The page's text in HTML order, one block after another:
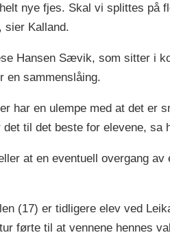
nye fjes. Skal vi splittes på
sier Kalland.
Hansen Sævik, som sitter i
en sammenslåing.
har en ulempe med at det er
til det beste for elevene, sa
at en eventuell overgang
(17) er tidligere elev ved
førte til at vennene hennes